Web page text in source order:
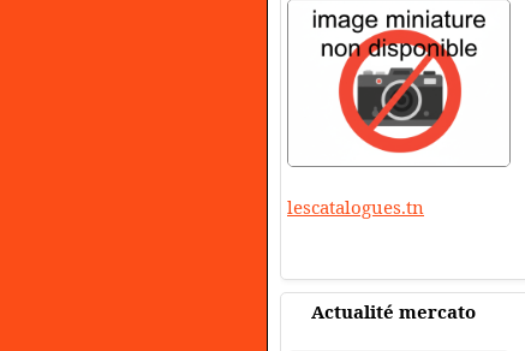
lescatalogues.tn
Actualité mercato